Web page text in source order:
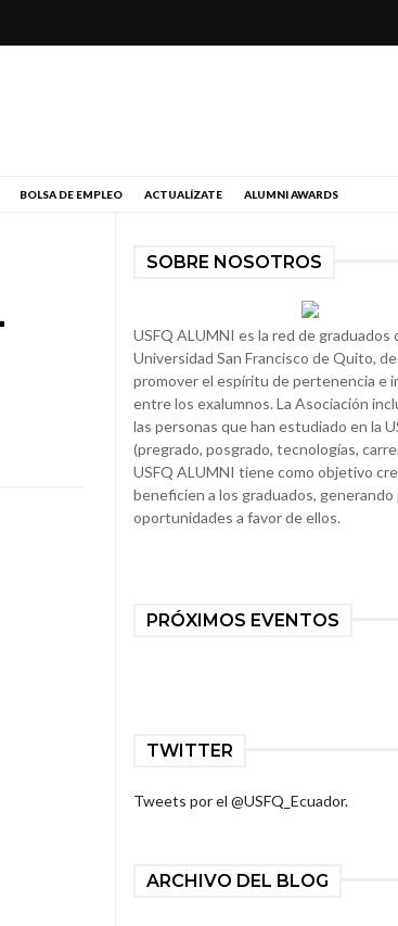
BOLSA DE EMPLEO ACTUALÍZATE ALUMNI AWARDS
SOBRE NOSOTROS
USFQ ALUMNI es la red de graduados
Universidad San Francisco de Quito,
promover el espíritu de pertenencia e
entre los exalumnos. La Asociación
las personas que han estudiado en la
(pregrado, posgrado, tecnologías,
USFQ ALUMNI tiene como objetivo
beneficien a los graduados,
oportunidades a favor de ellos.
PRÓXIMOS EVENTOS
TWITTER
Tweets por el @USFQ_Ecuador.
ARCHIVO DEL BLOG